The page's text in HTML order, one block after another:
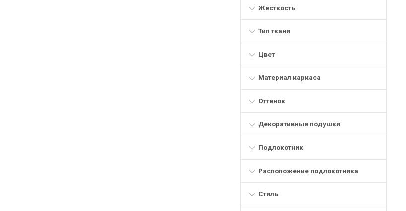
Жесткость
Тип ткани
Цвет
Материал каркаса
Оттенок
Декоративные подушки
Подлокотник
Расположение подлокотника
Стиль